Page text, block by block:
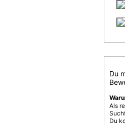
Du
Als
Du